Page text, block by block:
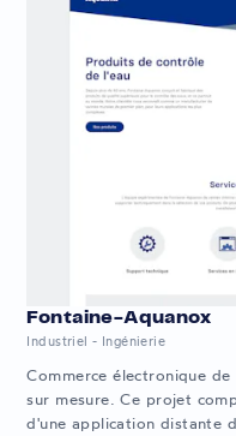
Fontaine-Aquanox
Industriel - Ingénierie
Commerce électronique
sur mesure. Ce projet
d'une application distante